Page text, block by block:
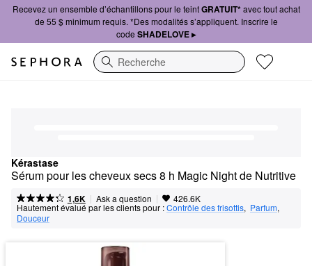
Recevez un ensemble d’échantillons pour le teintGRATUIT*avec tout achat
de 55 $ minimum requis. *Des modalités s’appliquent. Inscrire le
code SHADELOVE ▸
Recherche
Kérastase
Sérum pour les cheveux secs 8 h Magic Night de Nutritive
1,6K | Ask a question | 426.6K
Hautement évalué par les clients pour :Contrôle des frisottis, Parfum,
Douceur